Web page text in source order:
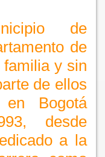
de
de
y sin
de ellos
Bogotá
desde
a la